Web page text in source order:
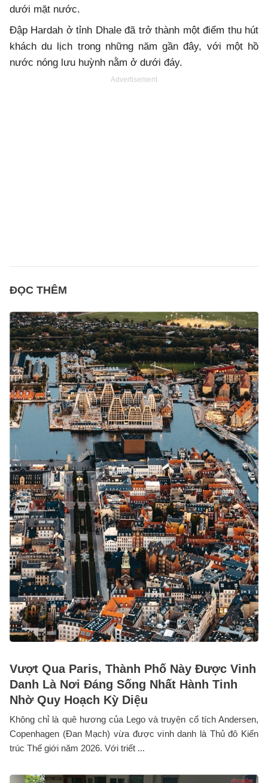
dưới mặt nước.
Đập Hardah ở tỉnh Dhale đã trở thành một điểm thu hút
khách du lịch trong những năm gần đây, với một hồ
nước nóng lưu huỳnh nằm ở dưới đáy.
Advertisement
ĐỌC THÊM
Vượt Qua Paris, Thành Phố Này Được Vinh
Danh Là Nơi Đáng Sống Nhất Hành Tinh
Nhờ Quy Hoạch Kỳ Diệu
Không chỉ là quê hương của Lego và truyện cổ tích Andersen,
Copenhagen (Đan Mạch) vừa được vinh danh là Thủ đô Kiến
trúc Thế giới năm 2026. Với triết ...